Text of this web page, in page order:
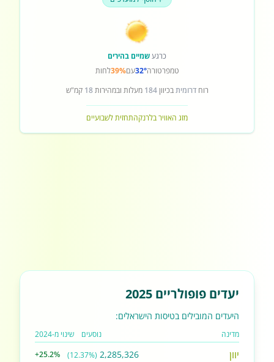
כרגעשמיים בהירים
טמפרטורה32°עם39%לחות
רוחדרומיתבכיוון184 מעלות ובמהירות18 קמ"ש
מזג האוויר בלרנקהתחזית לשבועיים
יעדים פופולריים 2025
היעדים המובילים בטיסות הישראלים:
מדינה נוסעים שינוי מ-2024
יוון 2,285,326
(12.37%)
+25.2%